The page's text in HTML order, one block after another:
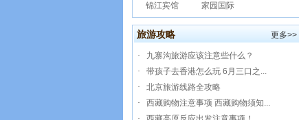
锦江宾馆 家园国际
旅游攻略 更多>>
·
九寨沟旅游应该注意些什么？
·
带孩子去香港怎么玩 6月三口之...
·
北京旅游线路全攻略
·
西藏购物注意事项 西藏购物须知...